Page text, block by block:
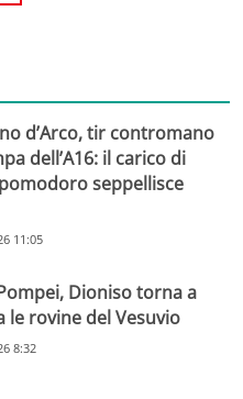
d’Arco, tir contromano
dell’A16: il carico di
seppellisce
11:05
Dioniso torna a
le rovine del Vesuvio
8:32